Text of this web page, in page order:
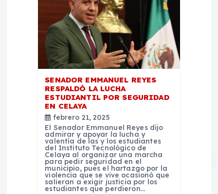
SENADOR EMMANUEL REYES
RESPALDÓ LA LUCHA
ESTUDIANTIL POR SEGURIDAD
EN CELAYA
febrero 21, 2025
El Senador Emmanuel Reyes dijo
admirar y apoyar la lucha y
valentía de las y los estudiantes
del Instituto Tecnológico de
Celaya al organizar una marcha
para pedir seguridad en el
municipio, pues el hartazgo por la
violencia que se vive ocasionó que
salieran a exigir justicia por los
estudiantes que perdieron…